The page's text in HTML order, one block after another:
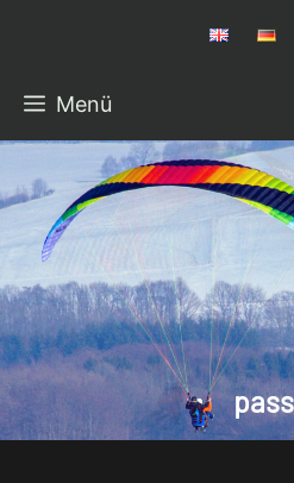
Menü